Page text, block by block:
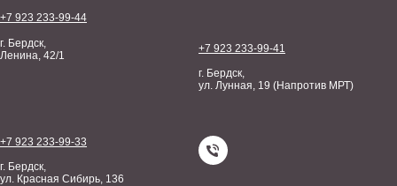
+7 923 233-99-44
г. Бердск,
Ленина, 42/1
+7 923 233-99-41
г. Бердск,
ул. Лунная, 19 (Напротив МРТ)
+7 923 233-99-33
г. Бердск,
ул. Красная Сибирь, 136